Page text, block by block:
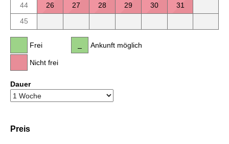
44
26 27 28 29 30
31
45
Frei
Nicht frei
Ankunft möglich
Dauer
Preis